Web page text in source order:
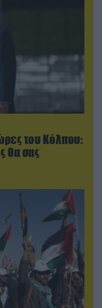
του Κόλπου:
θα σας